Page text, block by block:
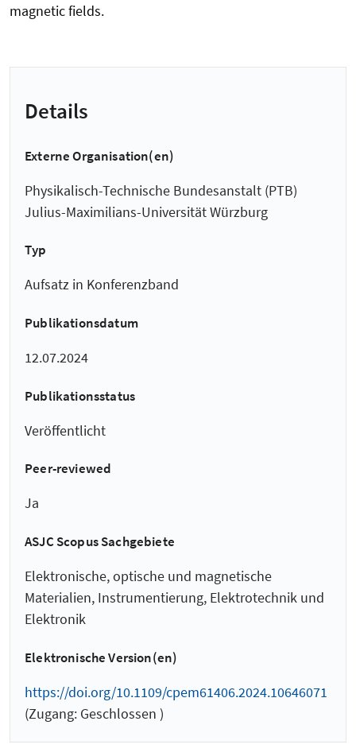
magnetic fields.
Details
Externe Organisation(en)
Physikalisch-Technische Bundesanstalt (PTB)
Julius-Maximilians-Universität Würzburg
Typ
Aufsatz in Konferenzband
Publikationsdatum
12.07.2024
Publikationsstatus
Veröffentlicht
Peer-reviewed
Ja
ASJC Scopus Sachgebiete
Elektronische, optische und magnetische
Materialien, Instrumentierung, Elektrotechnik und
Elektronik
Elektronische Version(en)
https://doi.org/10.1109/cpem61406.2024.10646071
(Zugang: Geschlossen )